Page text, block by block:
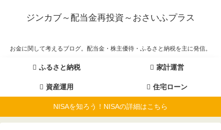
ジンカブ～配当金再投資～おさいふプラス
お金に関して考えるブログ。配当金・株主優待・ふるさと納税を主に発信。
ふるさと納税 家計運営
資産運用 住宅ローン
NISAを知ろう！NISAの詳細はこちら